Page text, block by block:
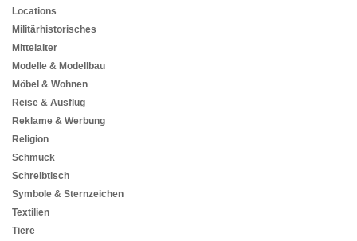
Locations
Militärhistorisches
Mittelalter
Modelle & Modellbau
Möbel & Wohnen
Reise & Ausflug
Reklame & Werbung
Religion
Schmuck
Schreibtisch
Symbole & Sternzeichen
Textilien
Tiere